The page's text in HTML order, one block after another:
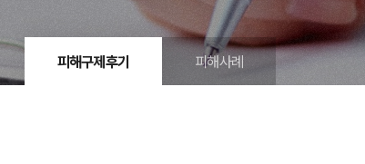
피해구제후기 피해사례